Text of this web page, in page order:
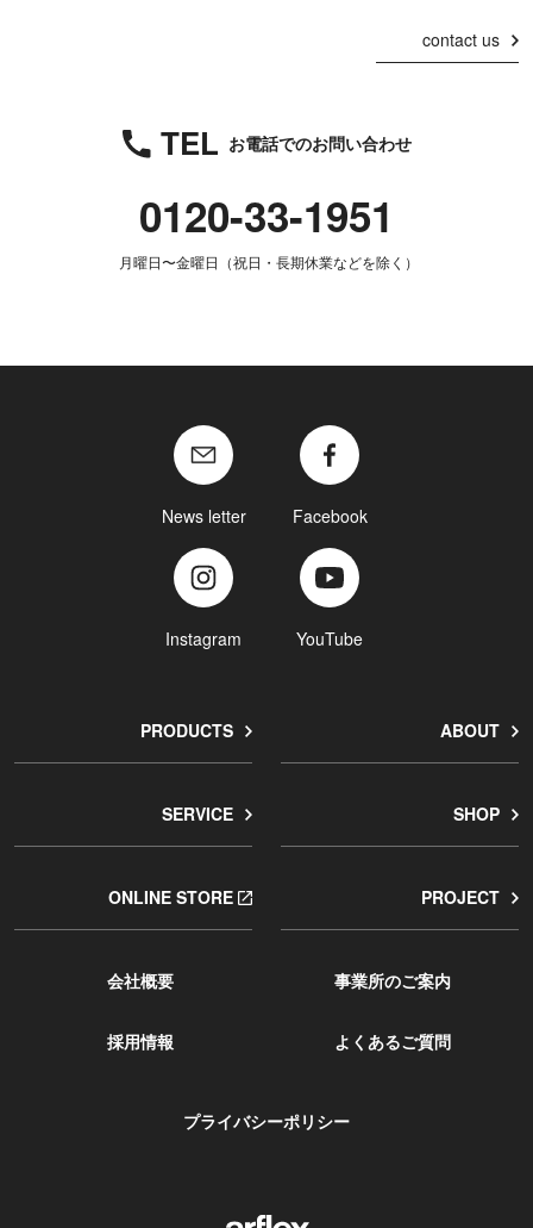
contact us
TEL お電話でのお問い合わせ
0120-33-1951
月曜日〜金曜日（祝日・長期休業などを除く）
News letter Facebook
Instagram YouTube
PRODUCTS ABOUT
SERVICE SHOP
ONLINE STORE PROJECT
会社概要 事業所のご案内
採用情報 よくあるご質問
プライバシーポリシー